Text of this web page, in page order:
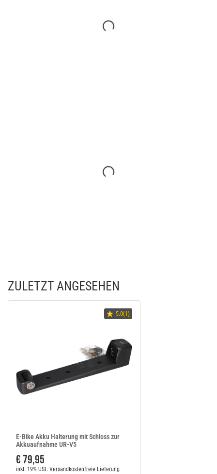
ZULETZT ANGESEHEN
5.0(1)
E-Bike Akku Halterung mit Schloss zur
Akkuaufnahme UR-V5
€ 79,95
inkl. 19% USt. Versandkostenfreie Lieferung